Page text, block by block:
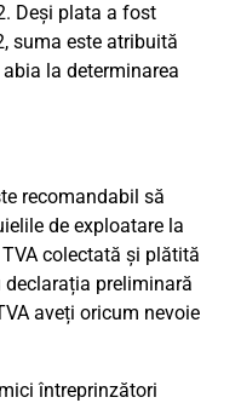
Deși plata a fost
suma este atribuită
la determinarea
recomandabil să
de exploatare la
colectată și plătită
preliminară
aveți oricum nevoie
întreprinzători